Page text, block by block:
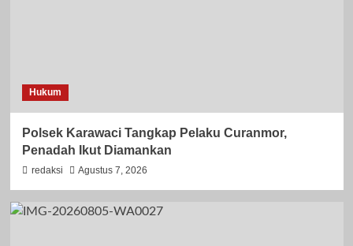
Hukum
Polsek Karawaci Tangkap Pelaku Curanmor,
Penadah Ikut Diamankan
redaksi Agustus 7, 2026